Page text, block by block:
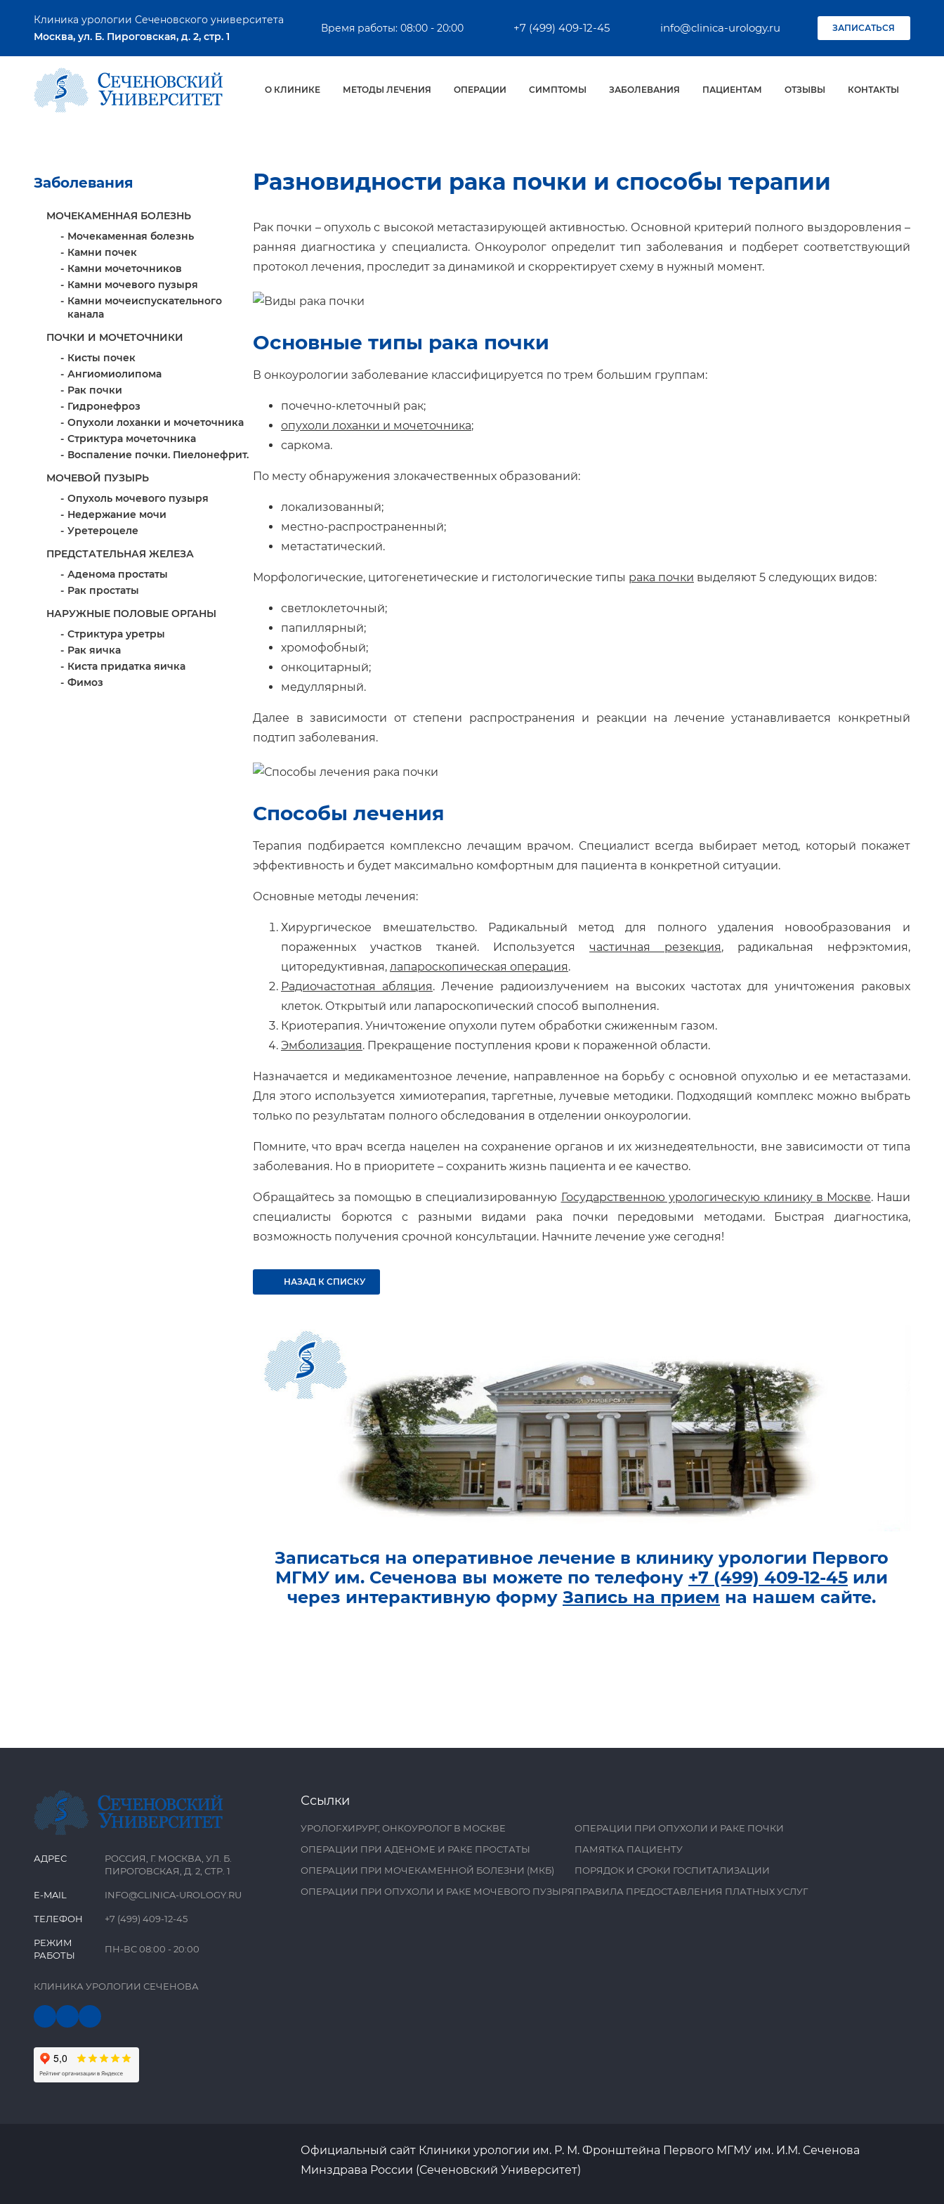
Клиника урологии Сеченовского университета
Москва, ул. Б. Пироговская, д. 2, стр. 1
Время работы: 08:00 - 20:00 +7 (499) 409-12-45 info@clinica-urology.ru ЗАПИСАТЬСЯ
О КЛИНИКЕ МЕТОДЫ ЛЕЧЕНИЯ ОПЕРАЦИИ СИМПТОМЫ ЗАБОЛЕВАНИЯ ПАЦИЕНТАМ ОТЗЫВЫ КОНТАКТЫ
Разновидности рака почки и способы терапии
Рак почки – опухоль с высокой метастазирующей активностью. Основной критерий полного выздоровления –
ранняя диагностика у специалиста. Онкоуролог определит тип заболевания и подберет соответствующий
протокол лечения, проследит за динамикой и скорректирует схему в нужный момент.
Основные типы рака почки
В онкоурологии заболевание классифицируется по трем большим группам:
почечно-клеточный рак;
опухоли лоханки и мочеточника;
саркома.
По месту обнаружения злокачественных образований:
локализованный;
местно-распространенный;
метастатический.
Морфологические, цитогенетические и гистологические типы рака почки выделяют 5 следующих видов:
светлоклеточный;
папиллярный;
хромофобный;
онкоцитарный;
медуллярный.
Далее в зависимости от степени распространения и реакции на лечение устанавливается конкретный
подтип заболевания.
Способы лечения
Терапия подбирается комплексно лечащим врачом. Специалист всегда выбирает метод, который покажет
эффективность и будет максимально комфортным для пациента в конкретной ситуации.
Основные методы лечения:
Хирургическое вмешательство. Радикальный метод для полного удаления новообразования и
пораженных участков тканей. Используется частичная резекция, радикальная нефрэктомия,
циторедуктивная, лапароскопическая операция.
Радиочастотная абляция. Лечение радиоизлучением на высоких частотах для уничтожения раковых
клеток. Открытый или лапароскопический способ выполнения.
Криотерапия. Уничтожение опухоли путем обработки сжиженным газом.
Эмболизация. Прекращение поступления крови к пораженной области.
Назначается и медикаментозное лечение, направленное на борьбу с основной опухолью и ее метастазами.
Для этого используется химиотерапия, таргетные, лучевые методики. Подходящий комплекс можно выбрать
только по результатам полного обследования в отделении онкоурологии.
Помните, что врач всегда нацелен на сохранение органов и их жизнедеятельности, вне зависимости от типа
заболевания. Но в приоритете – сохранить жизнь пациента и ее качество.
Обращайтесь за помощью в специализированную Государственною урологическую клинику в Москве. Наши
специалисты борются с разными видами рака почки передовыми методами. Быстрая диагностика,
возможность получения срочной консультации. Начните лечение уже сегодня!
НАЗАД К СПИСКУ
Записаться на оперативное лечение в клинику урологии Первого
МГМУ им. Сеченова вы можете по телефону +7 (499) 409-12-45 или
через интерактивную форму Запись на прием на нашем сайте.
Заболевания
МОЧЕКАМЕННАЯ БОЛЕЗНЬ
Мочекаменная болезнь
Камни почек
Камни мочеточников
Камни мочевого пузыря
Камни мочеиспускательного
канала
ПОЧКИ И МОЧЕТОЧНИКИ
Кисты почек
Ангиомиолипома
Рак почки
Гидронефроз
Опухоли лоханки и мочеточника
Стриктура мочеточника
Воспаление почки. Пиелонефрит.
МОЧЕВОЙ ПУЗЫРЬ
Опухоль мочевого пузыря
Недержание мочи
Уретероцеле
ПРЕДСТАТЕЛЬНАЯ ЖЕЛЕЗА
Аденома простаты
Рак простаты
НАРУЖНЫЕ ПОЛОВЫЕ ОРГАНЫ
Стриктура уретры
Рак яичка
Киста придатка яичка
Фимоз
АДРЕС
РОССИЯ, Г. МОСКВА, УЛ. Б.
ПИРОГОВСКАЯ, Д. 2, СТР. 1
E-MAIL INFO@CLINICA-UROLOGY.RU
ТЕЛЕФОН +7 (499) 409-12-45
РЕЖИМ
РАБОТЫ
ПН-ВС 08:00 - 20:00
КЛИНИКА УРОЛОГИИ СЕЧЕНОВА
Ссылки
УРОЛОГ-ХИРУРГ, ОНКОУРОЛОГ В МОСКВЕ
ОПЕРАЦИИ ПРИ АДЕНОМЕ И РАКЕ ПРОСТАТЫ
ОПЕРАЦИИ ПРИ МОЧЕКАМЕННОЙ БОЛЕЗНИ (МКБ)
ОПЕРАЦИИ ПРИ ОПУХОЛИ И РАКЕ МОЧЕВОГО ПУЗЫРЯ
ОПЕРАЦИИ ПРИ ОПУХОЛИ И РАКЕ ПОЧКИ
ПАМЯТКА ПАЦИЕНТУ
ПОРЯДОК И СРОКИ ГОСПИТАЛИЗАЦИИ
ПРАВИЛА ПРЕДОСТАВЛЕНИЯ ПЛАТНЫХ УСЛУГ
Официальный сайт Клиники урологии им. Р. М. Фронштейна Первого МГМУ им. И.М. Сеченова
Минздрава России (Сеченовский Университет)